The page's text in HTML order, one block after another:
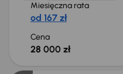
Miesięczna rata
od 167 zł
Cena
28 000 zł